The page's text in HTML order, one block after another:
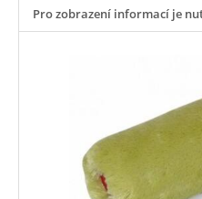
Pro zobrazení informací je